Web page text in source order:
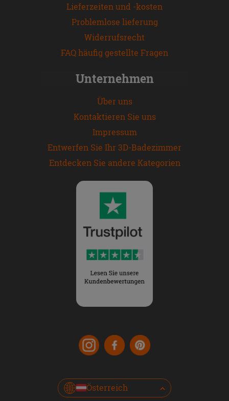
Lieferzeiten und -kosten
Problemlose lieferung
Widerrufsrecht
FAQ häufig gestellte Fragen
Unternehmen
Über uns
Kontaktieren Sie uns
Impressum
Entwerfen Sie Ihr 3D-Badezimmer
Entdecken Sie andere Kategorien
Österreich